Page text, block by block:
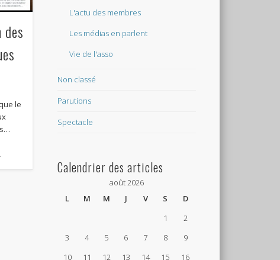
le
L'actu des membres
Les médias en parlent
Vie de l'asso
Non classé
Parutions
Spectacle
Calendrier des articles
août 2026
L
M M J V S
D
1
2
3
4 5 6 7 8
9
10
11 12 13 14 15
16